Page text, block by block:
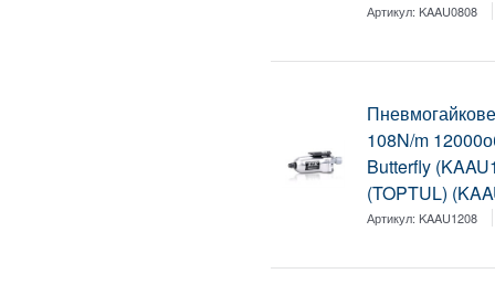
Артикул:KAAU0808
108N/m
Butterfly
(TOPTUL)
Артикул:KAAU1208